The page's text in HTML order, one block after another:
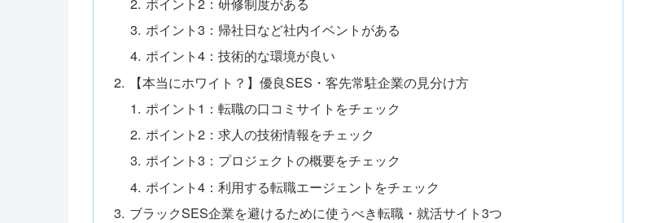
ポイント3：帰社日など社内イベントがある
ポイント4：技術的な環境が良い
【本当にホワイト？】優良SES・客先常駐企業の見分け方
ポイント1：転職の口コミサイトをチェック
ポイント2：求人の技術情報をチェック
ポイント3：プロジェクトの概要をチェック
ポイント4：利用する転職エージェントをチェック
ブラックSES企業を避けるために使うべき転職・就活サイト3つ